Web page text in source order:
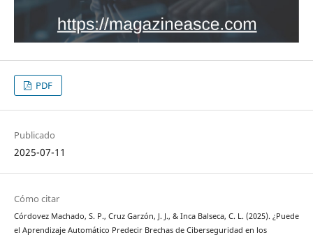
PDF
Publicado
2025-07-11
Cómo citar
Córdovez Machado, S. P., Cruz Garzón, J. J., & Inca Balseca, C. L. (2025). ¿Puede
el Aprendizaje Automático Predecir Brechas de Ciberseguridad en los